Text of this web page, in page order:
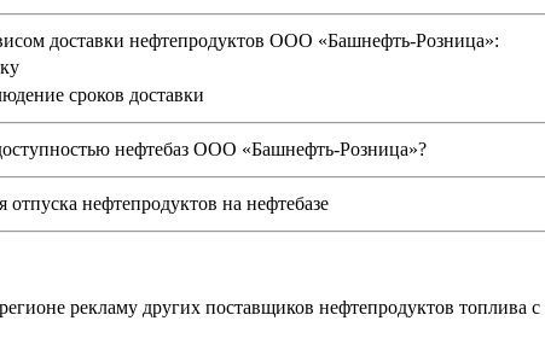
доставки нефтепродуктов ООО «Башнефть-Розница»:
сроков доставки
нефтебаз ООО «Башнефть-Розница»?
нефтепродуктов на нефтебазе
рекламу других поставщиков нефтепродуктов топлива с